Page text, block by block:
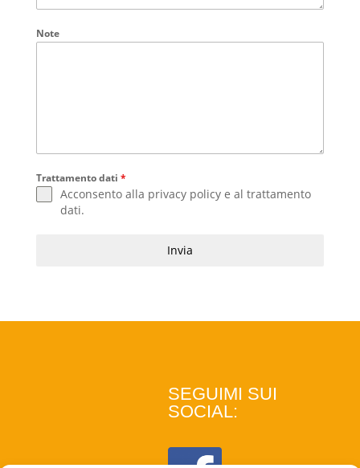
Note
Trattamento dati *
Acconsento alla privacy policye al trattamento
dati.
Invia
SEGUIMI SUI
SOCIAL: